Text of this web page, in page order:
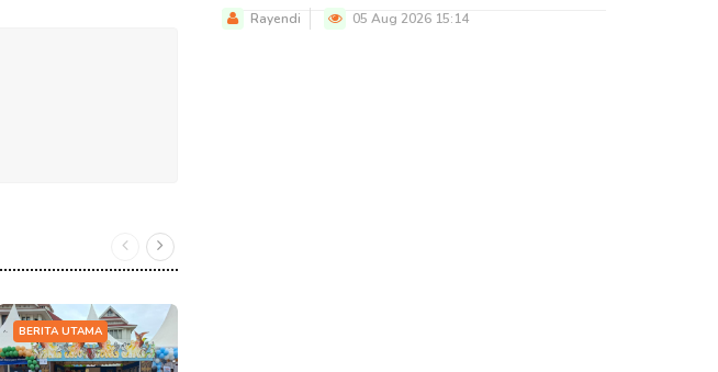
BERITA UTAMA
Rayendi 05 Aug 2026 15:14